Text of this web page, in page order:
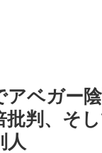
アベガー
判、そ
人